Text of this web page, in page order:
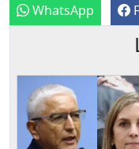
WhatsApp